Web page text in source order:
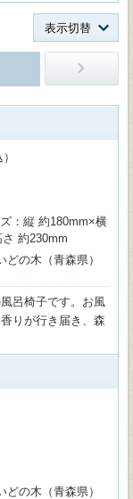
表示切替
：縦 約180mm×横
約230mm
どの木（青森県）
呂椅子です。お風
りが行き届き、森
どの木（青森県）